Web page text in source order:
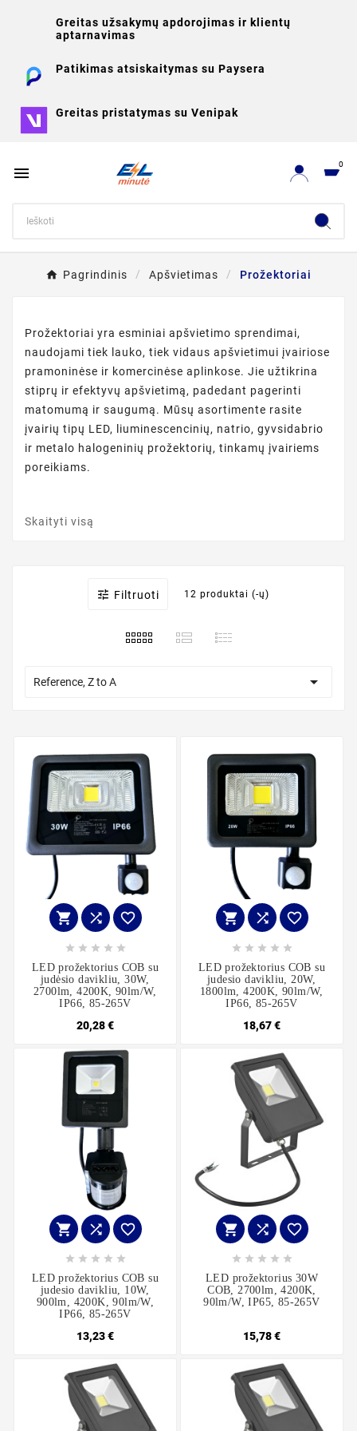
Greitas užsakymų apdorojimas ir klientų
aptarnavimas
Patikimas atsiskaitymas su Paysera
Greitas pristatymas su Venipak
 0
Pagrindinis Apšvietimas Prožektoriai
Prožektoriai yra esminiai apšvietimo sprendimai,
naudojami tiek lauko, tiek vidaus apšvietimui įvairiose
pramoninėse ir komercinėse aplinkose. Jie užtikrina
stiprų ir efektyvų apšvietimą, padedant pagerinti
matomumą ir saugumą. Mūsų asortimente rasite
įvairių tipų LED, liuminescencinių, natrio, gyvsidabrio
ir metalo halogeninių prožektorių, tinkamų įvairiems
poreikiams.
Skaityti visą
 Filtruoti 12 produktai (-ų)
Reference, Z to A 
  
    
LED prožektorius COB su
judėsio davikliu, 30W,
2700lm, 4200K, 90lm/W,
IP66, 85-265V
20,28 €
  
    
LED prožektorius COB su
judesio davikliu, 20W,
1800lm, 4200K, 90lm/W,
IP66, 85-265V
18,67 €
  
    
LED prožektorius COB su
judesio davikliu, 10W,
900lm, 4200K, 90lm/W,
IP66, 85-265V
13,23 €
  
    
LED prožektorius 30W
COB, 2700lm, 4200K,
90lm/W, IP65, 85-265V
15,78 €